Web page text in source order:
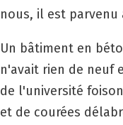
nous, il est parvenu
Un bâtiment en
n'avait rien de neuf
de l'université
et de courées